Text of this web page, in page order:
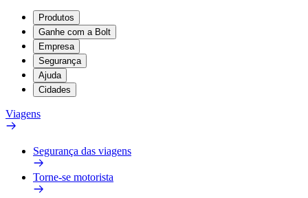
Produtos
Ganhe com a Bolt
Empresa
Segurança
Ajuda
Cidades
Viagens
Segurança das viagens
Torne-se motorista